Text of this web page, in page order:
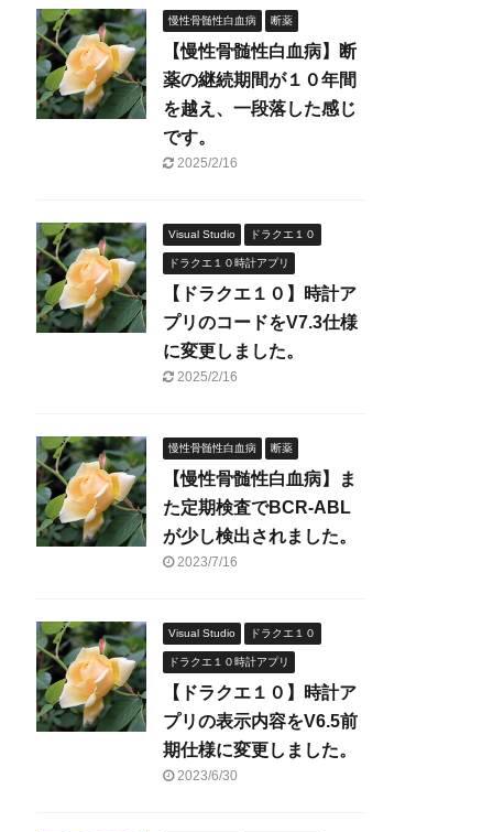
慢性骨髄性白血病 断薬
【慢性骨髄性白血病】断
薬の継続期間が１０年間
を越え、一段落した感じ
です。
2025/2/16
Visual Studio ドラクエ１０
ドラクエ１０時計アプリ
【ドラクエ１０】時計ア
プリのコードをV7.3仕様
に変更しました。
2025/2/16
慢性骨髄性白血病 断薬
【慢性骨髄性白血病】ま
た定期検査でBCR-ABL
が少し検出されました。
2023/7/16
Visual Studio ドラクエ１０
ドラクエ１０時計アプリ
【ドラクエ１０】時計ア
プリの表示内容をV6.5前
期仕様に変更しました。
2023/6/30